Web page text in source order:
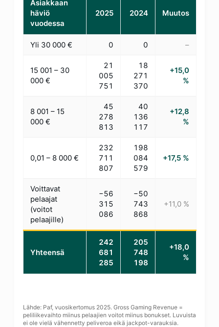
Asiakkaan
häviö
vuodessa
2025 2024 Muutos
Yli 30 000 € 0 0 –
15 001 – 30
000 €
21
005
751
18
271
370
+15,0
%
8 001 – 15
000 €
45
278
813
40
136
117
+12,8
%
0,01 – 8 000 €
232
711
807
198
084
579
+17,5 %
Voittavat
pelaajat
(voitot
pelaajille)
−56
315
086
−50
743
868
+11,0 %
Yhteensä
242
681
285
205
748
198
+18,0
%
Lähde: Paf, vuosikertomus 2025. Gross Gaming Revenue =
peliliikevaihto miinus pelaajien voitot miinus bonukset. Luvuista
ei ole vielä vähennetty peliveroa eikä jackpot-varauksia.